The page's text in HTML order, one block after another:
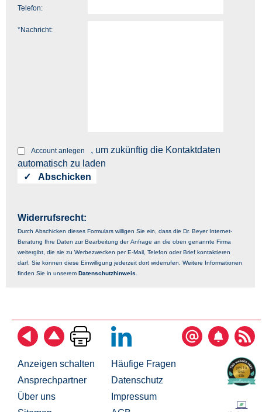
Telefon:
*Nachricht:
Account anlegen
, um zukünftig die Kontaktdaten
automatisch zu laden
Widerrufsrecht:
Durch Abschicken dieses Formulars willigen Sie ein, dass die Dr. Beyer Internet-
Beratung Ihre Daten zur Bearbeitung der Anfrage an die oben genannte Firma
weitergibt, die sie zu Werbezwecken per E-Mail, Telefon oder Brief kontaktieren
darf. Sie können diese Einwilligung jederzeit dort widerrufen. Weitere Informationen
finden Sie in unserem Datenschutzhinweis
Anzeigen schalten
Ansprechpartner
Über uns
Häufige Fragen
Datenschutz
Impressum